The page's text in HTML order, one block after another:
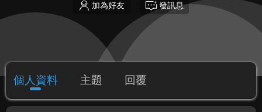
加為好友 發訊息
個人資料 主題 回覆